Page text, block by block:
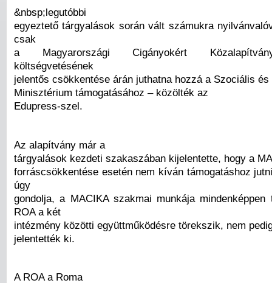
&nbsp;legutóbbi
egyeztető tárgyalások során vált számukra
csak
a Magyarországi Cigányokért
költségvetésének
jelentős csökkentése árán juthatna hozzá a Szociális és
Minisztérium támogatásához – közölték az
Edupress-szel.
Az alapítvány már a
tárgyalások kezdeti szakaszában kijelentette, hogy a
forráscsökkentése esetén nem kíván támogatáshoz
úgy
gondolja, a MACIKA szakmai munkája mindenképpen
ROA a két
intézmény közötti együttműködésre törekszik, nem
jelentették ki.
A ROA a Roma